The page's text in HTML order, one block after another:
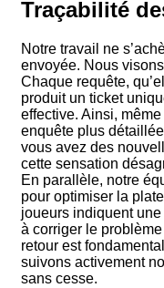
Traçabilité
Notre travail ne
envoyée. Nous
Chaque requête,
produit un ticket
effective. Ainsi,
enquête plus
vous avez des
cette sensation
En parallèle, notre
pour optimiser la
joueurs indiquent
à corriger le
retour est
suivons activement
sans cesse.